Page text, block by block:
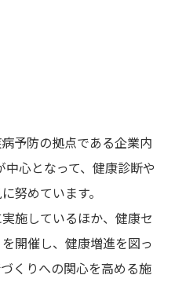
予防の拠点である企業内
中心となって、健康診断や
努めています。
施しているほか、健康セ
開催し、健康増進を図っ
くりへの関心を高める施